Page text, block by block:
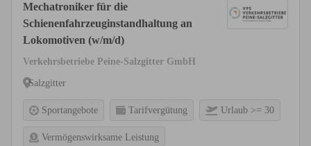
Mechatroniker für die
Schienenfahrzeuginstandhaltung an
Lokomotiven (w/m/d)
Verkehrsbetriebe Peine-Salzgitter GmbH
Salzgitter
Sportangebote Tarifvergütung Urlaub >= 30
Vermögenswirksame Leistung